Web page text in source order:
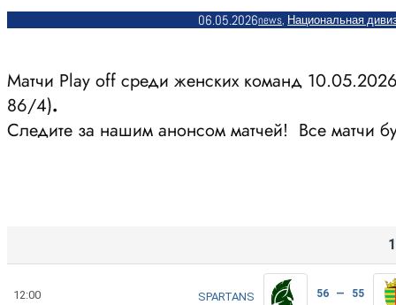
06.05.2026news, Национальная
Матчи Play off среди женских команд
86/4).
Следите за нашим анонсом матчей! Все матчи
12:00 SPARTANS 56 — 55